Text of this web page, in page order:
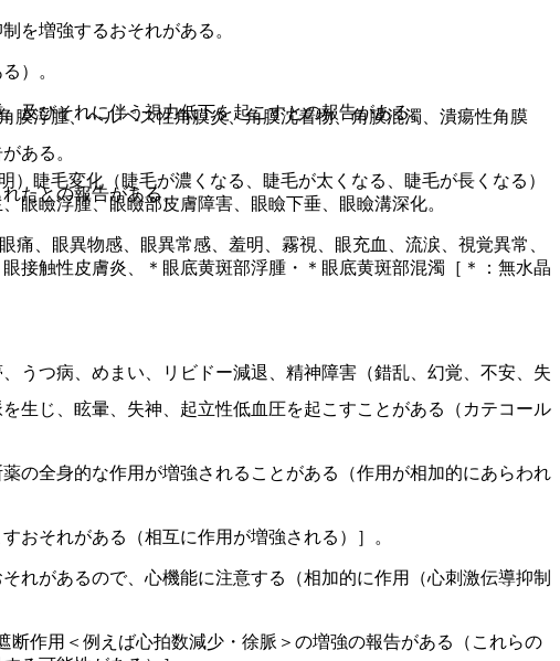
を増強するおそれがある。
）。
びそれに伴う視力低下を起こすとの報告がある。
ある。
たとの報告がある。
生じ、眩暈、失神、起立性低血圧を起こすことがある（カテコール
の全身的な作用が増強されることがある（作用が相加的にあらわれ
それがある（相互に作用が増強される）］。
があるので、心機能に注意する（相加的に作用（心刺激伝導抑制
作用＜例えば心拍数減少・徐脈＞の増強の報告がある（これらの
浮腫、ヘルペス性角膜炎、角膜沈着物、角膜混濁、潰瘍性角膜
睫毛変化（睫毛が濃くなる、睫毛が太くなる、睫毛が長くなる）
眼瞼浮腫、眼瞼部皮膚障害、眼瞼下垂、眼瞼溝深化。
、眼異物感、眼異常感、羞明、霧視、眼充血、流涙、視覚異常、
接触性皮膚炎、＊眼底黄斑部浮腫・＊眼底黄斑部混濁［＊：無水晶
うつ病、めまい、リビドー減退、精神障害（錯乱、幻覚、不安、失